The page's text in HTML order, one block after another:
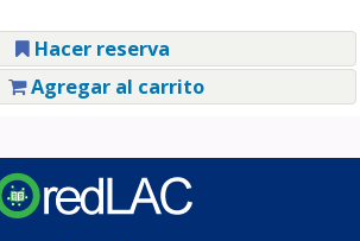
Hacer reserva
Agregar al carrito